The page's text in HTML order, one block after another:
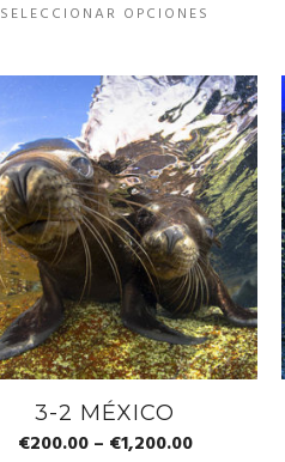
SELECCIONAR OPCIONES
3-2 MÉXICO
€200.00– €1,200.00